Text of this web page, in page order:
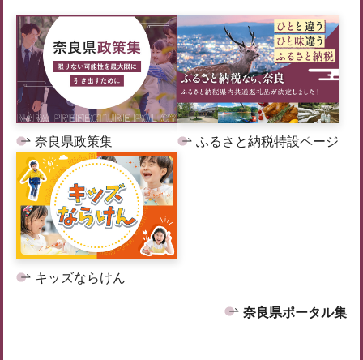
奈良県政策集 ふるさと納税特設ページ
キッズならけん
奈良県ポータル集